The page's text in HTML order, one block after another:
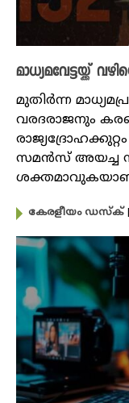
മാധ്യമവേട്ടയ്ക്ക്
മുതിർന്ന
വരദരാജനും
സമൻസ് അയച്ച
കേരളീയം ഡസ്ക്